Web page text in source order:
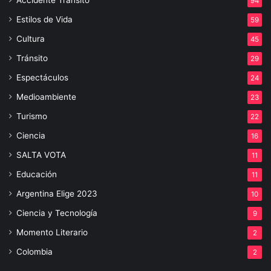
Estilos de Vida 59
Cultura 45
Tránsito 29
Espectáculos 24
Medioambiente 23
Turismo 22
Ciencia 16
SALTA VOTA 11
Educación 11
Argentina Elige 2023 10
Ciencia y Tecnología 9
Momento Literario 2
Colombia 2